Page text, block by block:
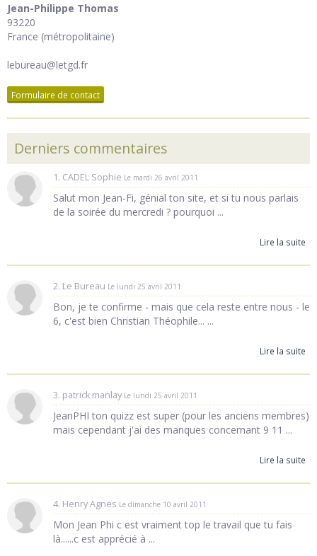
Jean-Philippe Thomas
93220
France (métropolitaine)
lebureau@letgd.fr
Formulaire de contact
Derniers commentaires
1. CADEL Sophie Le mardi 26 avril 2011
Salut mon Jean-Fi, génial ton site, et si tu nous parlais
de la soirée du mercredi ? pourquoi ...
Lire la suite
2. Le Bureau Le lundi 25 avril 2011
Bon, je te confirme - mais que cela reste entre nous - le
6, c'est bien Christian Théophile... ...
Lire la suite
3. patrick manlay Le lundi 25 avril 2011
JeanPHI ton quizz est super (pour les anciens membres)
mais cependant j'ai des manques concernant 9 11 ...
Lire la suite
4. Henry Agnes Le dimanche 10 avril 2011
Mon Jean Phi c est vraiment top le travail que tu fais
là......c est apprécié à ...